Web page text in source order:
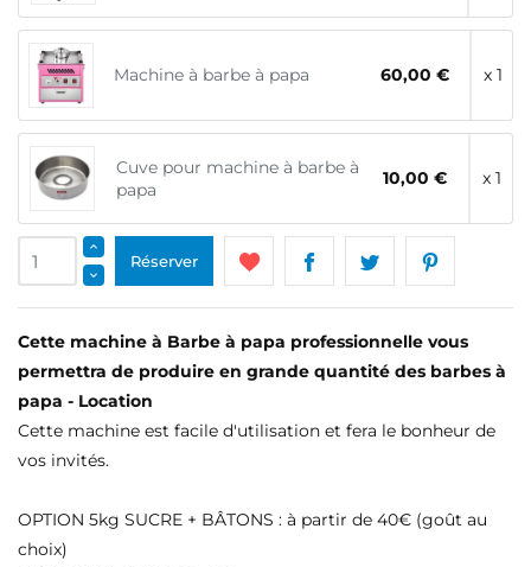
Machine à barbe à papa 60,00 € x 1
Cuve pour machine à barbe à
papa
10,00 € x 1
Réserver
Cette machine à Barbe à papa professionnelle vous
permettra de produire en grande quantité des barbes à
papa - Location
Cette machine est facile d'utilisation et fera le bonheur de
vos invités.
OPTION 5kg SUCRE + BÂTONS : à partir de 40€ (goût au
choix)